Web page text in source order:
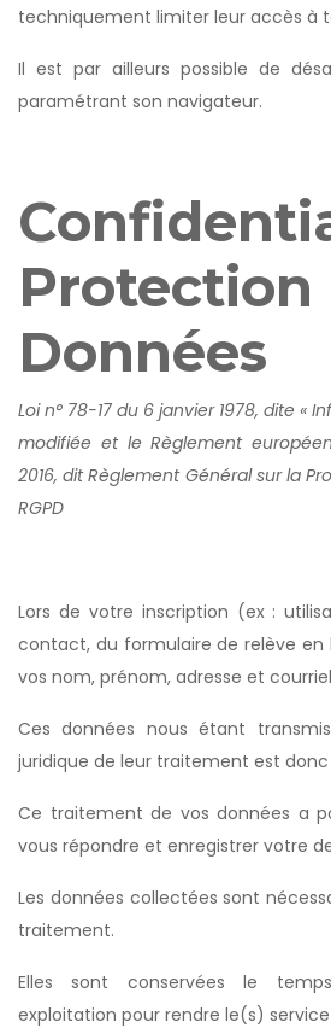
techniquement limiter leur accès à
Il est par ailleurs possible de
paramétrant son navigateur.
Protection
Données
Loi n° 78-17 du 6 janvier 1978, dite «
modifiée et le Règlement
2016, dit Règlement Général sur la
RGPD
Lors de votre inscription (ex :
contact, du formulaire de relève en
vos nom, prénom, adresse et
Ces données nous étant
juridique de leur traitement est
Ce traitement de vos données a
vous répondre et enregistrer votre
Les données collectées sont
traitement.
Elles sont conservées le
exploitation pour rendre le(s)